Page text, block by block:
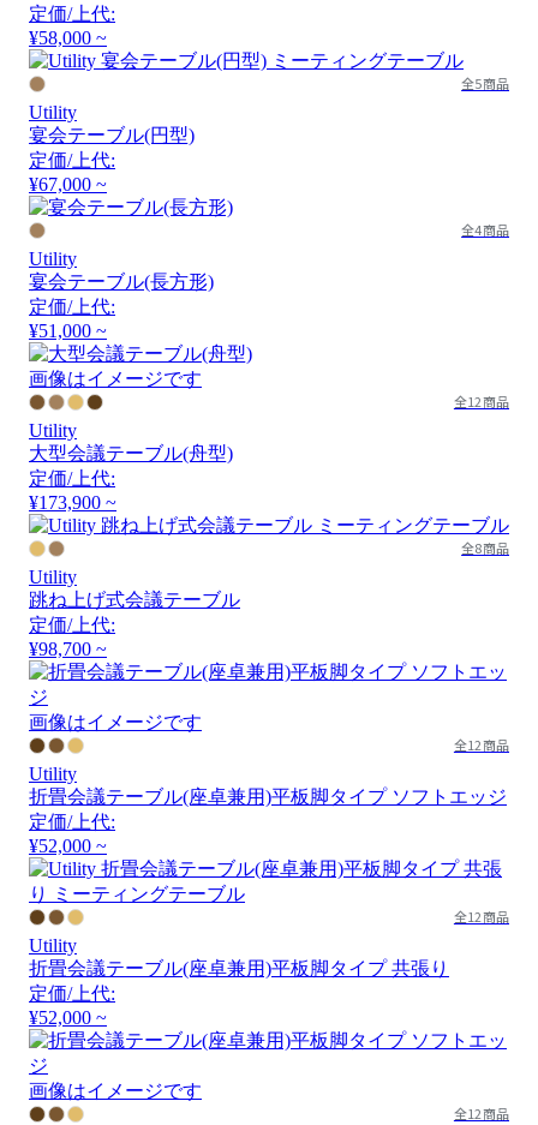
定価/上代:
¥58,000 ~
全5商品
Utility
宴会テーブル(円型)
定価/上代:
¥67,000 ~
全4商品
Utility
宴会テーブル(長方形)
定価/上代:
¥51,000 ~
画像はイメージです
全12商品
Utility
大型会議テーブル(舟型)
定価/上代:
¥173,900 ~
全8商品
Utility
跳ね上げ式会議テーブル
定価/上代:
¥98,700 ~
画像はイメージです
全12商品
Utility
折畳会議テーブル(座卓兼用)平板脚タイプ ソフトエッジ
定価/上代:
¥52,000 ~
全12商品
Utility
折畳会議テーブル(座卓兼用)平板脚タイプ 共張り
定価/上代:
¥52,000 ~
画像はイメージです
全12商品